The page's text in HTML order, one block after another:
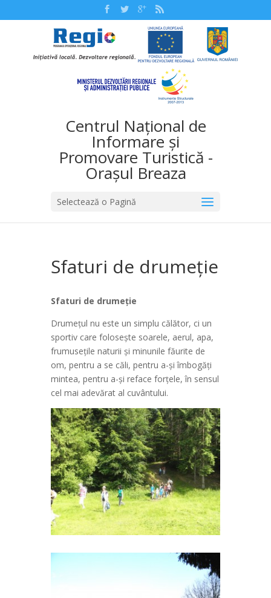
Centrul Național de
Informare și
Promovare Turistică -
Orașul Breaza
Selectează o Pagină
Sfaturi de drumeție
Sfaturi de drumeție
Drumeţul nu este un simplu călător, ci un
sportiv care foloseşte soarele, aerul, apa,
frumuseţile naturii şi minunile făurite de
om, pentru a se căli, pentru a-şi îmbogăţi
mintea, pentru a-şi reface forţele, în sensul
cel mai adevărat al cuvântului.